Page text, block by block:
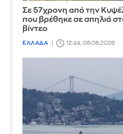
Σε 57χρονη από την
που βρέθηκε σε σπηλιά
βίντεο
ΕΛΛΑΔΑ 12:44, 08.08.2026